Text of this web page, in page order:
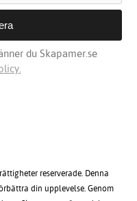
du Skapamer.se
reserverade. Denna
din upplevelse. Genom